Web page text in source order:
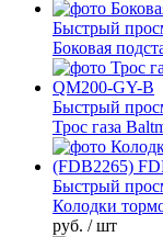
Быстрый
Боковая
Быстрый
Трос газа
Быстрый
Колодки
руб. / шт